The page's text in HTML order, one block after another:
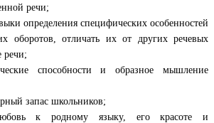
речи;
определения специфических особенностей
оборотов, отличать их от других речевых
речи;
способности и образное мышление
запас школьников;
к родному языку, его красоте и